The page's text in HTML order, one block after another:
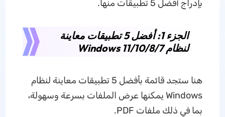
بإدراج أفضل 5 تطبيقات منها.
الجزء 1: أفضل 5 تطبيقات معاينة
لنظام Windows 11/10/8/7
هنا ستجد قائمة بأفضل 5 تطبيقات معاينة لنظام
Windows يمكنها عرض الملفات بسرعة وسهولة،
بما في ذلك ملفات PDF.